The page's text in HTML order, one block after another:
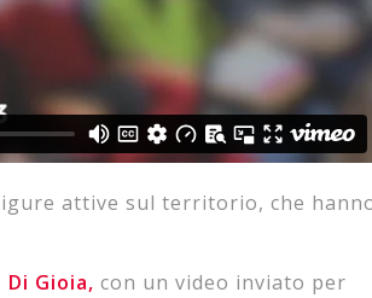
attive sul territorio, che
Gioia, con un video inviato per